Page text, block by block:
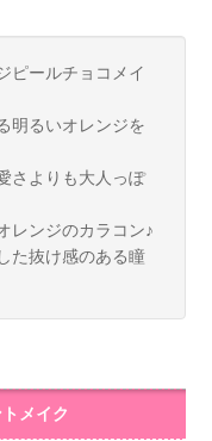
ピールチョコメイ
明るいオレンジを
さよりも大人っぽ
レンジのカラコン♪
た抜け感のある瞳
メイク